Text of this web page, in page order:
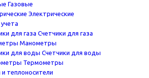
Газовые
Электрические
Счетчики для газа
Манометры
Счетчики для воды
Термометры
теплоносители